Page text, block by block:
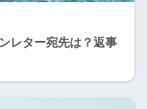
レター宛先は？返事